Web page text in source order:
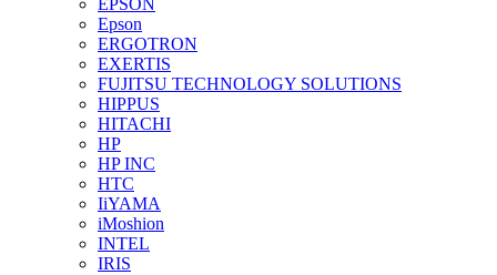
Epson
ERGOTRON
EXERTIS
FUJITSU TECHNOLOGY SOLUTIONS
HIPPUS
HITACHI
HP
HP INC
HTC
IiYAMA
iMoshion
INTEL
IRIS